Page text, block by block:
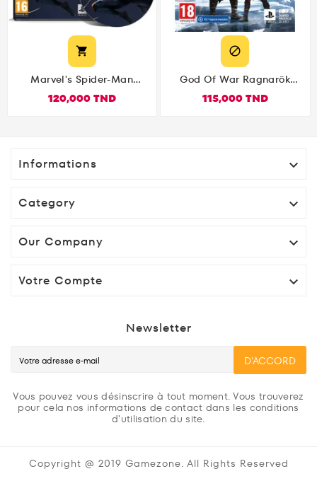

Marvel's Spider-Man
Miles Morales PS4
120,000 TND

God Of War Ragnarök
115,000 TND
Informations 
Category 
Our Company 
Votre Compte 
Newsletter
D'ACCORD
Vous pouvez vous désinscrire à tout moment. Vous trouverez
pour cela nos informations de contact dans les conditions
d'utilisation du site.
Copyright @ 2019 Gamezone. All Rights Reserved